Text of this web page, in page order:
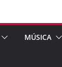
MÚSICA